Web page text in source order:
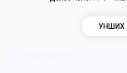
УНШИХ